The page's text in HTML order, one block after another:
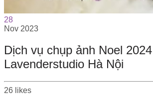
28
Nov 2023
Dịch vụ chụp ảnh Noel
Lavenderstudio Hà Nội
26 likes